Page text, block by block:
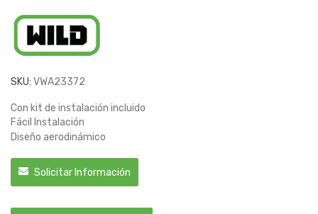
SKU: VWA23372
Con kit de instalación incluido
Fácil Instalación
Diseño aerodinámico
Solicitar Información